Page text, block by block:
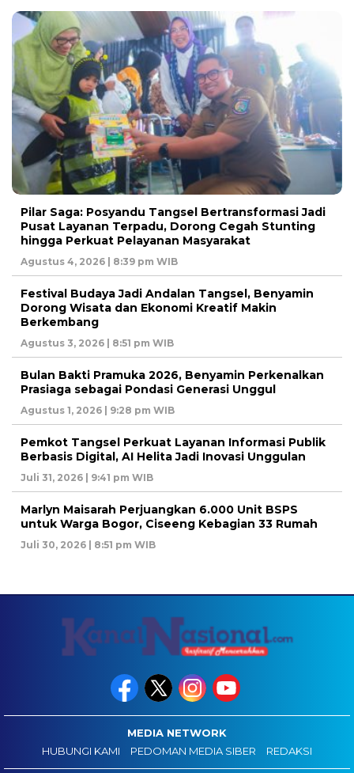
Pilar Saga: Posyandu Tangsel Bertransformasi Jadi
Pusat Layanan Terpadu, Dorong Cegah Stunting
hingga Perkuat Pelayanan Masyarakat
Agustus 4, 2026 | 8:39 pm WIB
Festival Budaya Jadi Andalan Tangsel, Benyamin
Dorong Wisata dan Ekonomi Kreatif Makin
Berkembang
Agustus 3, 2026 | 8:51 pm WIB
Bulan Bakti Pramuka 2026, Benyamin Perkenalkan
Prasiaga sebagai Pondasi Generasi Unggul
Agustus 1, 2026 | 9:28 pm WIB
Pemkot Tangsel Perkuat Layanan Informasi Publik
Berbasis Digital, AI Helita Jadi Inovasi Unggulan
Juli 31, 2026 | 9:41 pm WIB
Marlyn Maisarah Perjuangkan 6.000 Unit BSPS
untuk Warga Bogor, Ciseeng Kebagian 33 Rumah
Juli 30, 2026 | 8:51 pm WIB
MEDIA NETWORK
HUBUNGI KAMI
PEDOMAN MEDIA SIBER REDAKSI